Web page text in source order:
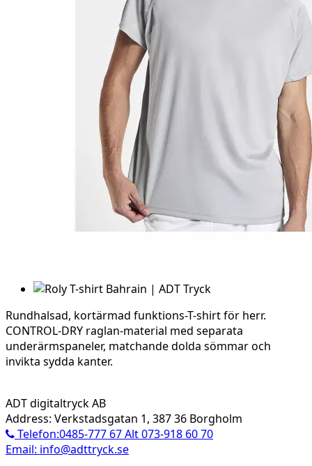
Rundhalsad, kortärmad funktions-T-shirt för herr.
CONTROL-DRY raglan-material med separata
underärmspaneler, matchande dolda sömmar och
invikta sydda kanter.
ADT digitaltryck AB
Address: Verkstadsgatan 1, 387 36 Borgholm
Telefon:0485-777 67 Alt 073-918 60 70
Email: info@adttryck.se